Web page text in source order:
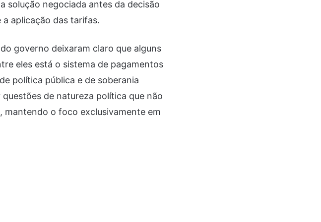
solução negociada antes da decisão
aplicação das tarifas.
governo deixaram claro que alguns
eles está o sistema de pagamentos
política pública e de soberania
de natureza política que não
o foco exclusivamente em